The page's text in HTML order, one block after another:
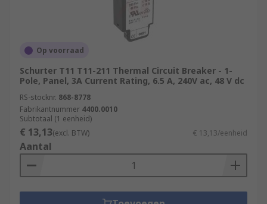
Op voorraad
Schurter T11 T11-211 Thermal Circuit Breaker - 1-
Pole, Panel, 3A Current Rating, 6.5 A, 240V ac, 48 V dc
RS-stocknr. 868-8778
Fabrikantnummer 4400.0010
Subtotaal (1 eenheid)
€ 13,13(excl. BTW) € 13,13/eenheid
Aantal